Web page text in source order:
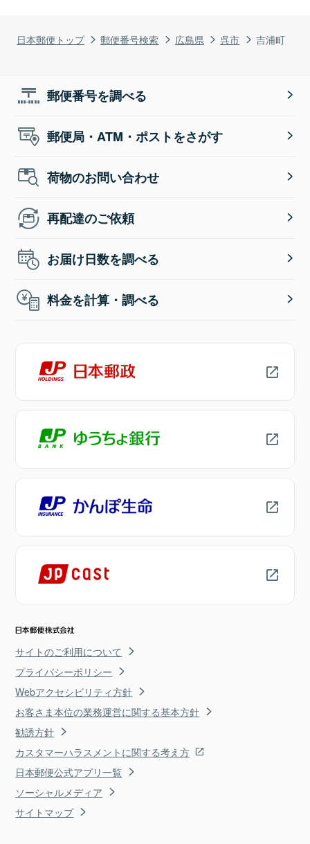
日本郵便トップ 郵便番号検索 広島県 呉市 吉浦町
郵便番号を調べる
郵便局・ATM・ポストをさがす
荷物のお問い合わせ
再配達のご依頼
お届け日数を調べる
料金を計算・調べる
サイトのご利用について
プライバシーポリシー
Webアクセシビリティ方針
お客さま本位の業務運営に関する基本方針
勧誘方針
カスタマーハラスメントに関する考え方
日本郵便公式アプリ一覧
ソーシャルメディア
サイトマップ